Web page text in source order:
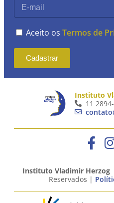
Aceito os Termos de
Cadastrar
Instituto
11
Instituto Vladimir Herzog
Reservados |